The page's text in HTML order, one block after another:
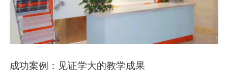
成功案例：见证学大的教学成果